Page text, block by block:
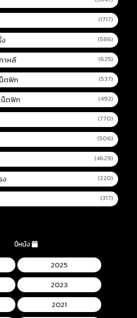
(1717)
(586)
าหลี (625)
ตฟิก (537)
น็ตฟิก (492)
(770)
(506)
(4629)
ง (220)
(317)
ปีหนัง
2025
2023
2021